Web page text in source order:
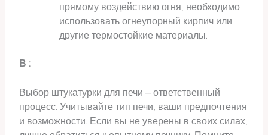
прямому воздействию огня, необходимо
использовать огнеупорный кирпич или
другие термостойкие материалы.
В :
Выбор штукатурки для печи – ответственный
процесс. Учитывайте тип печи, ваши предпочтения
и возможности. Если вы не уверены в своих силах,